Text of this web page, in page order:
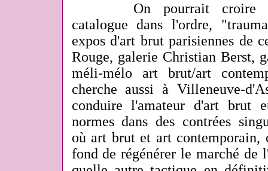
On pourrait croire
catalogue dans l'ordre,
expos d'art brut parisiennes de
Rouge, galerie Christian Berst,
méli-mélo art brut/art
cherche aussi à Villeneuve-
conduire l'amateur d'art brut
normes dans des contrées
où art brut et art contemporain,
fond de régénérer le marché de